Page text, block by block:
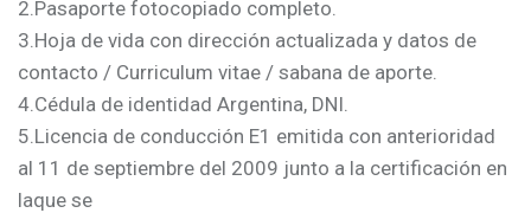
2.Pasaporte fotocopiado completo.
3.Hoja de vida con dirección actualizada y datos de
contacto / Curriculum vitae / sabana de aporte.
4.Cédula de identidad Argentina, DNI.
5.Licencia de conducción E1 emitida con anterioridad
al 11 de septiembre del 2009 junto a la certificación en
laque se